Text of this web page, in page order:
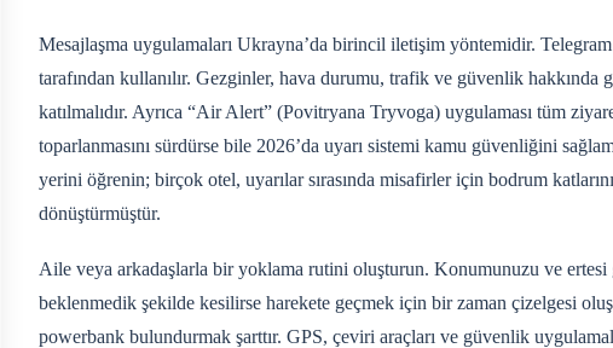
Mesajlaşma uygulamaları Ukrayna’da birincil iletişim yöntemidir.
tarafından kullanılır. Gezginler, hava durumu, trafik ve güvenlik hakkında
katılmalıdır. Ayrıca “Air Alert” (Povitryana Tryvoga) uygulaması tüm
toparlanmasını sürdürse bile 2026’da uyarı sistemi kamu güvenliğini
yerini öğrenin; birçok otel, uyarılar sırasında misafirler için bodrum
dönüştürmüştür.
Aile veya arkadaşlarla bir yoklama rutini oluşturun. Konumunuzu ve ertesi
beklenmedik şekilde kesilirse harekete geçmek için bir zaman çizelgesi
powerbank bulundurmak şarttır. GPS, çeviri araçları ve güvenlik